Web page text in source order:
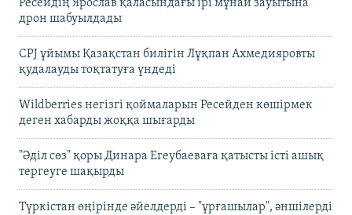
Ресейдің Ярослав қаласындағы ірі мұнай зауытына
дрон шабуылдады
CPJ ұйымы Қазақстан билігін Лұқпан Ахмедияровты
қудалауды тоқтатуға үндеді
Wildberries негізгі қоймаларын Ресейден көшірмек
деген хабарды жоққа шығарды
"Әділ сөз" қоры Динара Егеубаеваға қатысты істі ашық
тергеуге шақырды
Түркістан өңірінде әйелдерді – "ұрғашылар", әншілерді